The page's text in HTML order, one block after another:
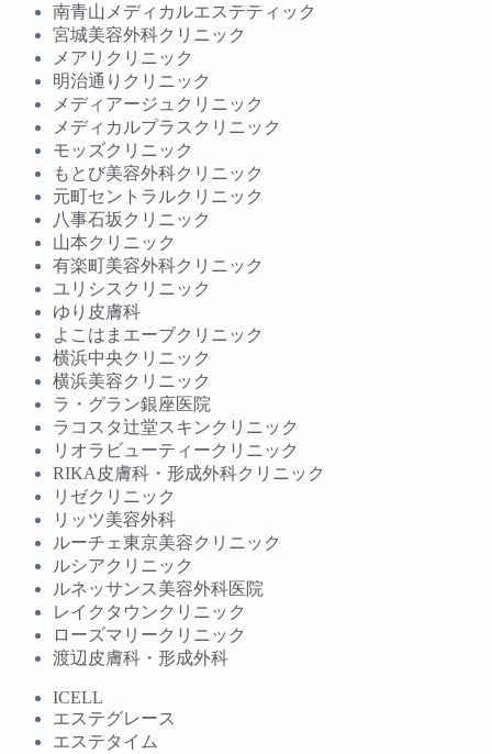
南青山メディカルエステティック
宮城美容外科クリニック
メアリクリニック
明治通りクリニック
メディアージュクリニック
メディカルプラスクリニック
モッズクリニック
もとび美容外科クリニック
元町セントラルクリニック
八事石坂クリニック
山本クリニック
有楽町美容外科クリニック
ユリシスクリニック
ゆり皮膚科
よこはまエーブクリニック
横浜中央クリニック
横浜美容クリニック
ラ・グラン銀座医院
ラコスタ辻堂スキンクリニック
リオラビューティークリニック
RIKA皮膚科・形成外科クリニック
リゼクリニック
リッツ美容外科
ルーチェ東京美容クリニック
ルシアクリニック
ルネッサンス美容外科医院
レイクタウンクリニック
ローズマリークリニック
渡辺皮膚科・形成外科
ICELL
エステグレース
エステタイム